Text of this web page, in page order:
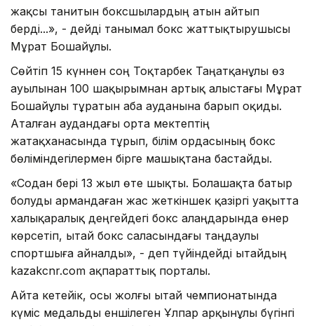
жақсы танитын боксшылардың атын айтып
берді...», - дейді танымал бокс жаттықтырушысы
Мұрат Бошайұлы.
Сөйтіп 15 күннен соң Тоқтарбек Таңатқанұлы өз
ауылынан 100 шақырымнан артық алыстағы Мұрат
Бошайұлы тұратын Қаба ауданына барып оқиды.
Аталған аудандағы орта мектептің
жатақханасында тұрып, білім ордасының бокс
бөліміндегілермен бірге машықтана бастайды.
«Содан бері 13 жыл өте шықты. Болашақта батыр
болуды армандаған жас жеткіншек қазіргі уақытта
халықаралық деңгейдегі бокс алаңдарында өнер
көрсетіп, Қытай бокс саласындағы таңдаулы
спортшыға айналды», - деп түйіндейді Қытайдың
kazakcnr.com ақпараттық порталы.
Айта кетейік, осы жолғы Қытай чемпионатында
күміс медальды еншілеген Ұлпар Қарқынұлы бүгінгі